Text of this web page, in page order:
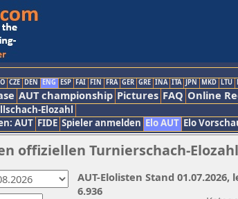
CZE DEN ENG ESP FAI FIN FRA GER GRE INA ITA JPN MKD LTU
AUT championship Pictures FAQ Online
Elozahl
AUT FIDE Spieler anmelden Elo AUT Elo
offiziellen Turnierschach-
AUT-Elolisten Stand
6.936